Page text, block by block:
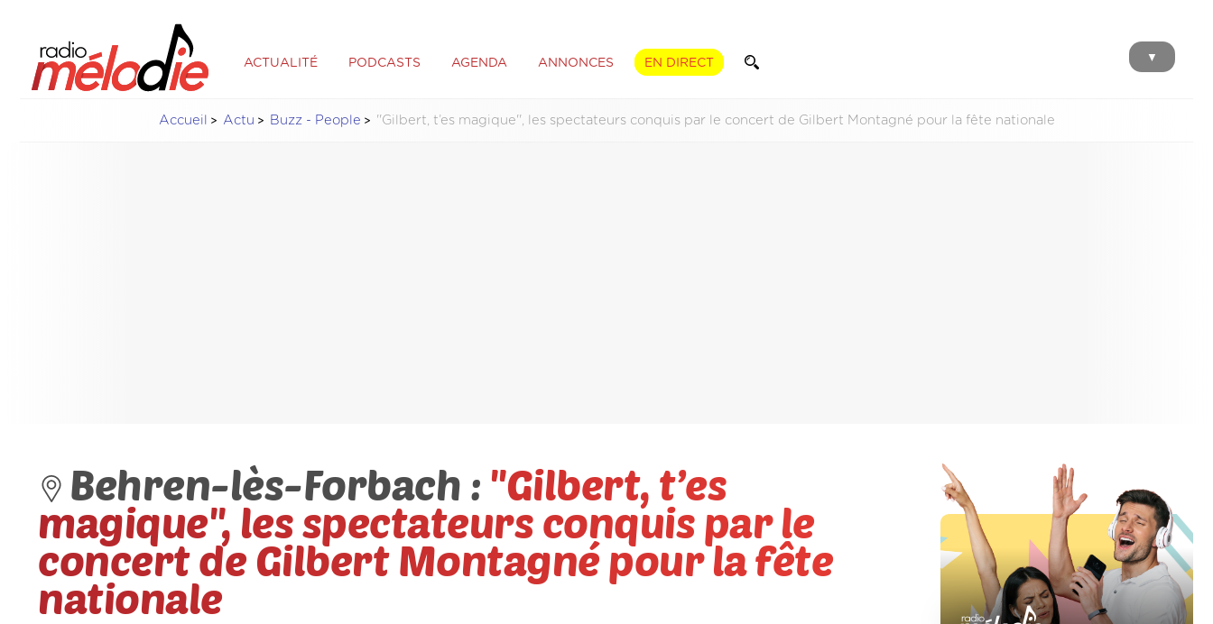
ACTUALITÉ PODCASTS AGENDA ANNONCES EN DIRECT ▼
Accueil Actu Buzz - People ''Gilbert, t’es magique'', les spectateurs conquis par le concert de Gilbert Montagné pour la fête nationale
Behren-lès-Forbach : ''Gilbert, t’es
magique'', les spectateurs conquis par le
concert de Gilbert Montagné pour la fête
nationale